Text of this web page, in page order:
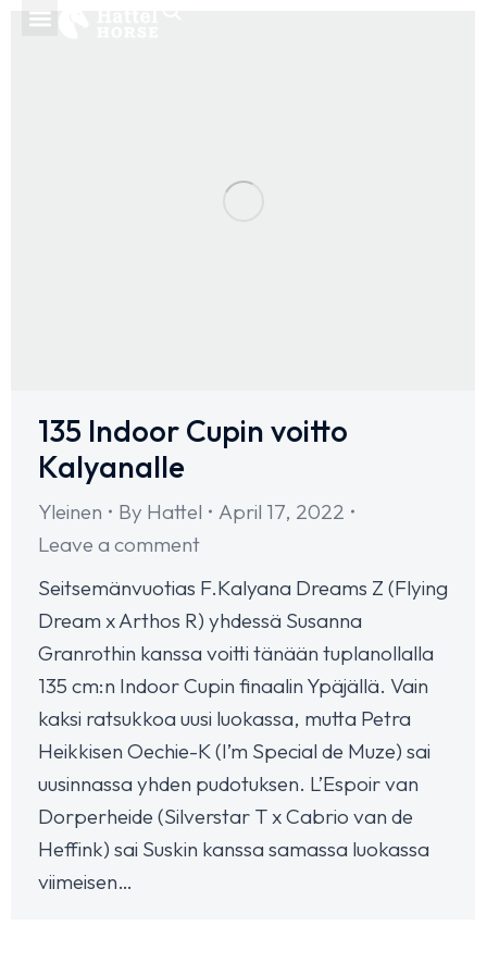
135 Indoor Cupin voitto
Kalyanalle
Yleinen By Hattel
April 17, 2022
Leave a comment
Seitsemänvuotias F.Kalyana Dreams Z (Flying
Dream x Arthos R) yhdessä Susanna
Granrothin kanssa voitti tänään tuplanollalla
135 cm:n Indoor Cupin finaalin Ypäjällä. Vain
kaksi ratsukkoa uusi luokassa, mutta Petra
Heikkisen Oechie-K (I’m Special de Muze) sai
uusinnassa yhden pudotuksen. L’Espoir van
Dorperheide (Silverstar T x Cabrio van de
Heffink) sai Suskin kanssa samassa luokassa
viimeisen…